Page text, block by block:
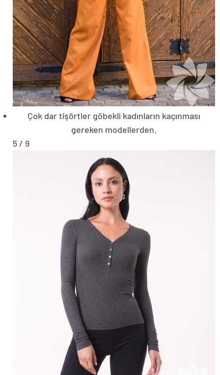
Çok dar tişörtler göbekli kadınların kaçınması
gereken modellerden.
5 / 9